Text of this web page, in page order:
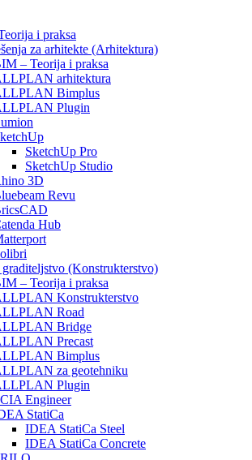
i praksa
za arhitekte (Arhitektura)
– Teorija i praksa
arhitektura
Bimplus
Plugin
SketchUp Pro
SketchUp Studio
3D
Revu
Hub
(Konstrukterstvo)
– Teorija i praksa
Konstrukterstvo
Road
Bridge
Precast
Bimplus
za geotehniku
Plugin
Engineer
StatiCa
IDEA StatiCa Steel
IDEA StatiCa Concrete